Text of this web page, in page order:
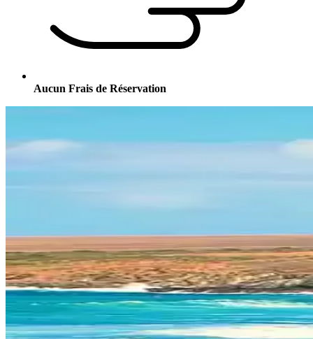
Aucun Frais de Réservation